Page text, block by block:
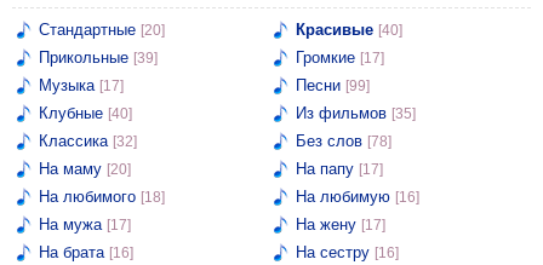
Стандартные [20] Красивые [40]
Прикольные [39] Громкие [17]
Музыка [17] Песни [99]
Клубные [40] Из фильмов [35]
Классика [32] Без слов [78]
На маму [20] На папу [17]
На любимого [18] На любимую [16]
На мужа [17] На жену [17]
На брата [16] На сестру [16]